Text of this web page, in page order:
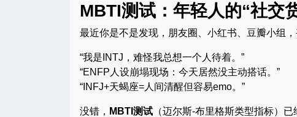
MBTI测试：年轻人的“社交
最近你是不是发现，朋友圈、小红书、豆瓣小组
“我是INTJ，难怪我总想一个人待着。”
“ENFP人设崩塌现场：今天居然没主动搭话。”
“INFJ+天蝎座=人间清醒但容易emo。”
没错， MBTI测试 （迈尔斯-布里格斯类型指标）